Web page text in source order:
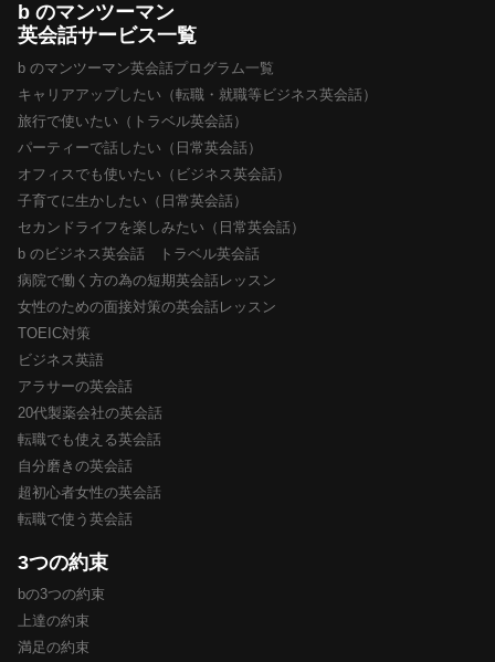
b のマンツーマン
英会話サービス一覧
b のマンツーマン英会話プログラム一覧
キャリアアップしたい（転職・就職等ビジネス英会話）
旅行で使いたい（トラベル英会話）
パーティーで話したい（日常英会話）
オフィスでも使いたい（ビジネス英会話）
子育てに生かしたい（日常英会話）
セカンドライフを楽しみたい（日常英会話）
b のビジネス英会話 トラベル英会話
病院で働く方の為の短期英会話レッスン
女性のための面接対策の英会話レッスン
TOEIC対策
ビジネス英語
アラサーの英会話
20代製薬会社の英会話
転職でも使える英会話
自分磨きの英会話
超初心者女性の英会話
転職で使う英会話
3つの約束
bの3つの約束
上達の約束
満足の約束